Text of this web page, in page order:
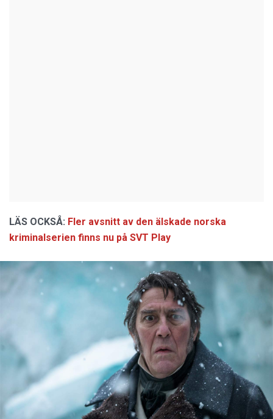
LÄS OCKSÅ: Fler avsnitt av den älskade norska
kriminalserien finns nu på SVT Play